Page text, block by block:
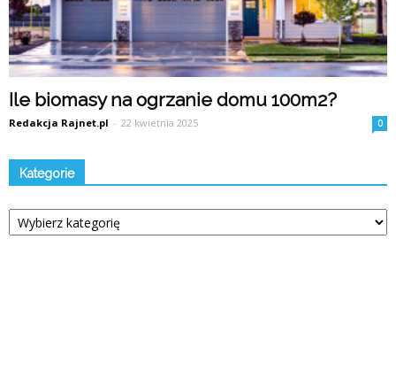
Ile biomasy na ogrzanie domu 100m2?
Redakcja Rajnet.pl - 22 kwietnia 2025 0
Kategorie
Kategorie